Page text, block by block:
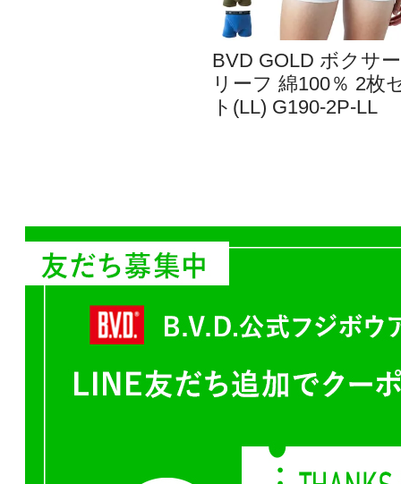
BVD GOLD ボクサ
リーフ 綿100％ 2枚
ト(LL) G190-2P-LL